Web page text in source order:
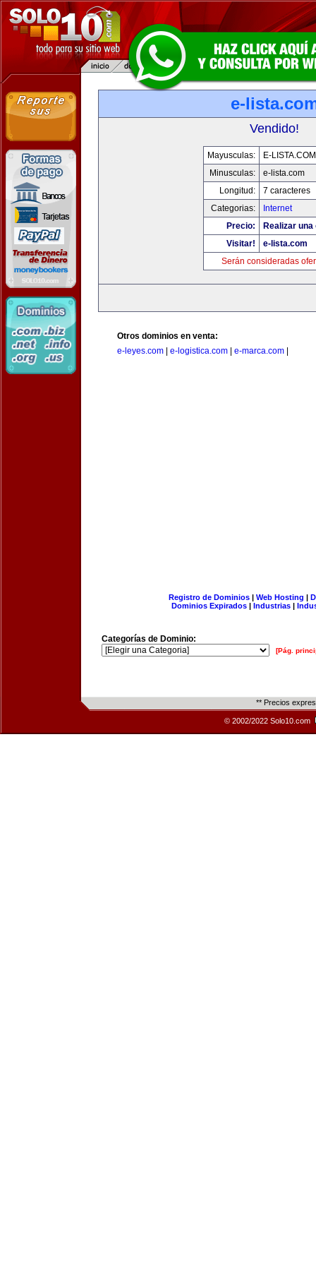
e-
Vendido!
Mayusculas:
E-LISTA.COM
Minusculas:
e-lista.com
Longitud:
7 caracteres
Categorias:
Internet
Precio:
Realizar
Visitar!
e-lista.com
Serán consideradas
Otros dominios en venta:
e-leyes.com
e-logistica.com e-marca.com
Registro de Dominios| Web Hosting |
Dominios Expirados | Industrias |
Categorías de Dominio:
[Pág.
** Precios
© 2002/2022 Solo10.com